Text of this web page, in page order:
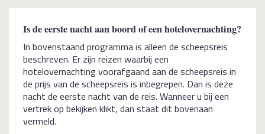
Is de eerste nacht aan boord of een hotelovernachting?
In bovenstaand programma is alleen de scheepsreis
beschreven. Er zijn reizen waarbij een
hotelovernachting voorafgaand aan de scheepsreis in
de prijs van de scheepsreis is inbegrepen. Dan is deze
nacht de eerste nacht van de reis. Wanneer u bij een
vertrek op bekijken klikt, dan staat dit bovenaan
vermeld.